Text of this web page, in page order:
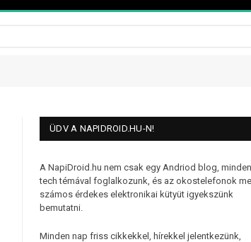
ÜDV A NAPIDROID.HU-N!
A NapiDroid.hu nem csak egy Andriod blog,
tech témával foglalkozunk, és az okostelefonok
számos érdekes elektronikai kütyüt igyekszünk
bemutatni.
Minden nap friss cikkekkel, hírekkel jelentkezünk,